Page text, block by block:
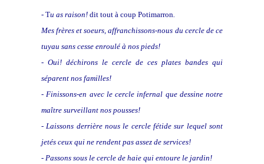
- Tu as raison! dit tout à coup Potimarron
Mes frères et soeurs, affranchissons-nous du cercle de ce
tuyau sans cesse enroulé à nos pieds!
- Oui! déchirons le cercle de ces plates bandes qui
séparent nos familles!
- Finissons-en avec le cercle infernal que dessine notre
maître surveillant nos pousses!
- Laissons derrière nous le cercle fétide sur lequel sont
jetés ceux qui ne rendent pas assez de services!
- Passons sous le cercle de haie qui entoure le jardin!